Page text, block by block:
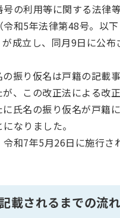
号の利用等に関する法律
和5年法律第48号。以下
が成立し、同月9日に公布
の振り仮名は戸籍の記載
が、この改正法による改
氏名の振り仮名が戸籍に
なりました。
和7年5月26日に施行さ
載されるまでの流れ